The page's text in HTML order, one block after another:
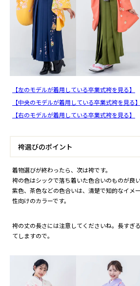
【左のモデルが着用している卒業式袴を見る】
【中央のモデルが着用している卒業式袴を見る】
【右のモデルが着用している卒業式袴を見る】
袴選びのポイント
着物選びが終わったら、次は袴です。
袴の色はシックで落ち着いた色合いのものが良
紫色、茶色などの色合いは、清楚で知的なイメ
性向けのカラーです。
袴の丈の長さには注意してくださいね。長すぎ
てしますので。